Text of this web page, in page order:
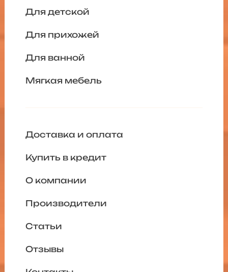
Для детской
Для прихожей
Для ванной
Мягкая мебель
Доставка и оплата
Купить в кредит
О компании
Производители
Статьи
Отзывы